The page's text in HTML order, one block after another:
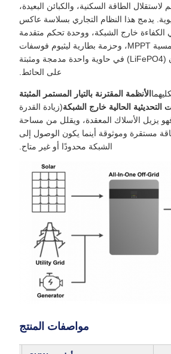
الطاقة السكنية، والكبائن البعيدة،
يدمج هذا النظام التجاري بسلاسة عاكس
الكفاءة خارج الشبكة، ووحدة تحكم متقدمة
لشحن الطاقة الشمسية MPPT، وحزمة بطارية ليثيوم فوسفات
الحديد فائقة الأمان (LiFePO4) في حاوية واحدة مدمجة ومثبتة
على الحائط.
الأنظمة المقترنة بالتيار المستمر المثبتة
التحديثية الحالية خارج الشبكة(زيادة القدرة
يزيل الأسلاك المعقدة، ويقلل من مساحة
مستقرة وموثوقة أينما يكون الوصول إلى
الشبكة محدودًا أو غير متاح.
مواصفات المنتج